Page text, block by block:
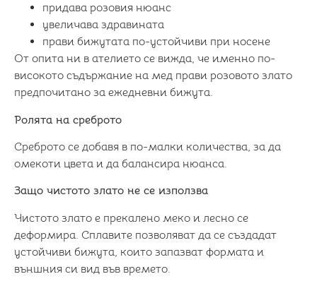
придава розовия нюанс
увеличава здравината
прави бижутата по-устойчиви при носене
От опита ни в ателието се вижда, че именно по-
високото съдържание на мед прави розовото злато
предпочитано за ежедневни бижута.
Ролята на среброто
Среброто се добавя в по-малки количества, за да
омекоти цвета и да балансира нюанса.
Защо чистото злато не се използва
Чистото злато е прекалено меко и лесно се
деформира. Сплавите позволяват да се създадат
устойчиви бижута, които запазват формата и
външния си вид във времето.